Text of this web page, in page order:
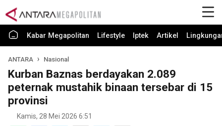
Kabar Megapolitan Lifestyle Iptek Artikel
ANTARA Nasional
Kurban Baznas berdayakan 2.089
peternak mustahik binaan tersebar di 15
provinsi
Kamis, 28 Mei 2026 6:51